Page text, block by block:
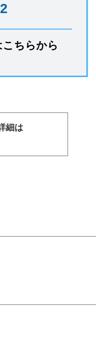
ちらから
細は